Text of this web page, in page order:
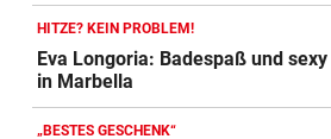
HITZE? KEIN PROBLEM!
Eva Longoria: Badespaß und
in Marbella
„BESTES GESCHENK“